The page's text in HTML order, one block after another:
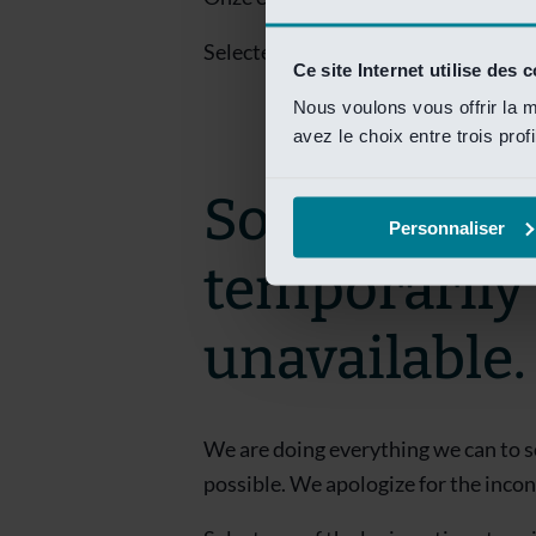
Ce site Internet utilise des
Nous voulons vous offrir la
avez le choix entre trois
Personnaliser
Selecteer een van de login opties
Sorry! This
temporarily
unavailable.
We are doing everything we can to
possible. We apologize for the